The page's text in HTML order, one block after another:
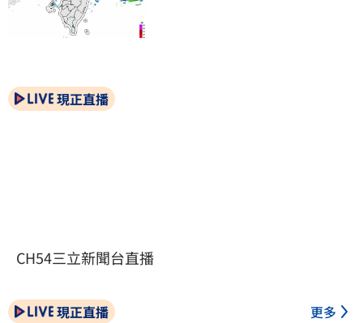
現正直播
CH54三立新聞台直播
現正直播 更多